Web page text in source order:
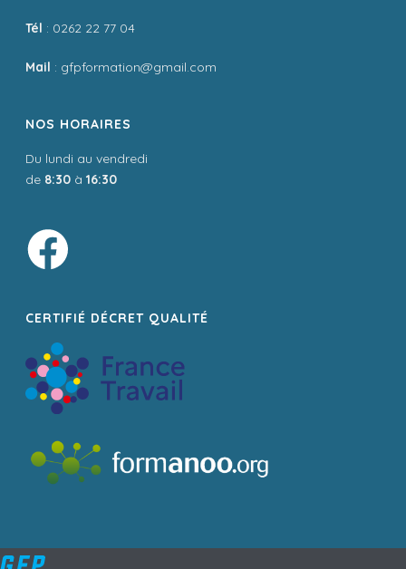
Tél : 0262 22 77 04
Mail : gfpformation@gmail.com
NOS HORAIRES
Du lundi au vendredi
de 8:30 à16:30
CERTIFIÉ DÉCRET QUALITÉ